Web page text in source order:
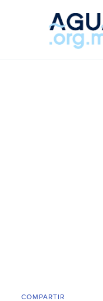
COMPARTIR